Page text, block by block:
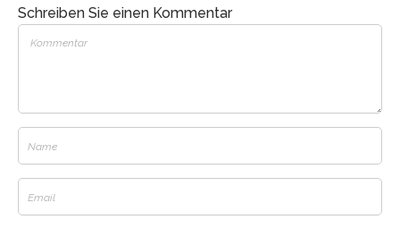
Schreiben Sie einen Kommentar